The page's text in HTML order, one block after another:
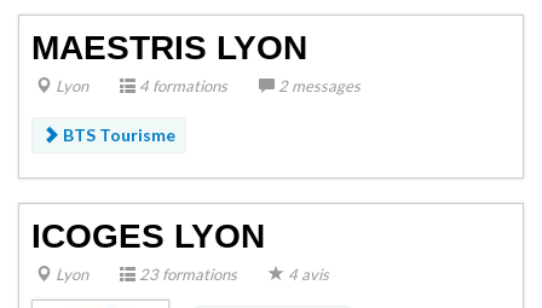
MAESTRIS LYON
Lyon 4 formations 2 messages
BTS Tourisme
ICOGES LYON
Lyon 23 formations 4 avis